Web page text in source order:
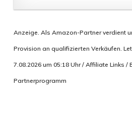
Anzeige. Als Amazon-Partner verdient
Provision an qualifizierten Verkäufen.
7.08.2026 um 05:18 Uhr / Affiliate Links /
Partnerprogramm